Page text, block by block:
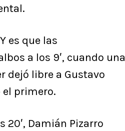
es que las
a los 9′, cuando una
dejó libre a Gustavo
el primero.
Damián Pizarro